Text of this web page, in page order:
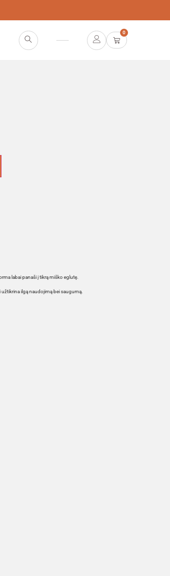
0
labai panaši į tikrą miško eglutę.
užtikrina ilgą naudojimą bei saugumą.